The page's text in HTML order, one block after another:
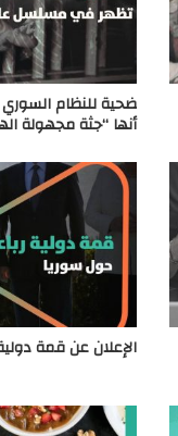
ضحية للنظام
أنها “جثة مجهولة
الإعلان عن قمة